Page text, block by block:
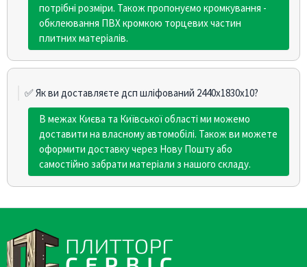
потрібні розміри. Також пропонуємо кромкування -
обклеювання ПВХ кромкою торцевих частин
плитних матеріалів.
✅ Як ви доставляєте дсп шліфований 2440х1830х10?
В межах Києва та Київської області ми можемо
доставити на власному автомобілі. Також ви можете
оформити доставку через Нову Пошту або
самостійно забрати матеріали з нашого складу.